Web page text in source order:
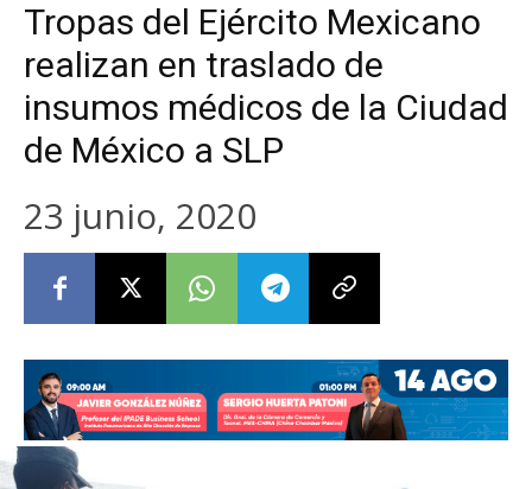
Tropas del Ejército Mexicano
realizan en traslado de
insumos médicos de la Ciudad
de México a SLP
23 junio, 2020